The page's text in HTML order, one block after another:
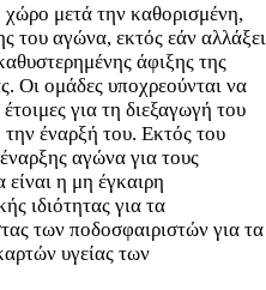
μετά την καθορισμένη,
του αγώνα, εκτός εάν αλλάξει
άφιξης της
Οι ομάδες υποχρεούνται να
για τη διεξαγωγή του
έναρξή του. Εκτός του
αγώνα για τους
είναι η μη έγκαιρη
ιδιότητας για τα
των ποδοσφαιριστών για τα
υγείας των